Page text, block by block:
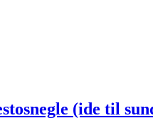
(ide til